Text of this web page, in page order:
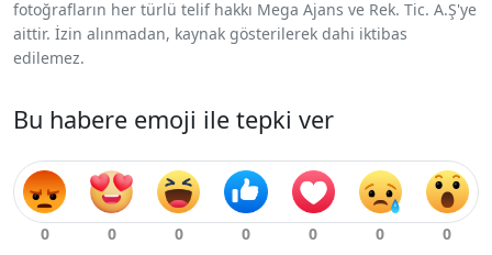
fotoğrafların her türlü telif hakkı Mega Ajans ve Rek. Tic. A.Ş'ye
aittir. İzin alınmadan, kaynak gösterilerek dahi iktibas
edilemez.
Bu habere emoji ile tepki ver